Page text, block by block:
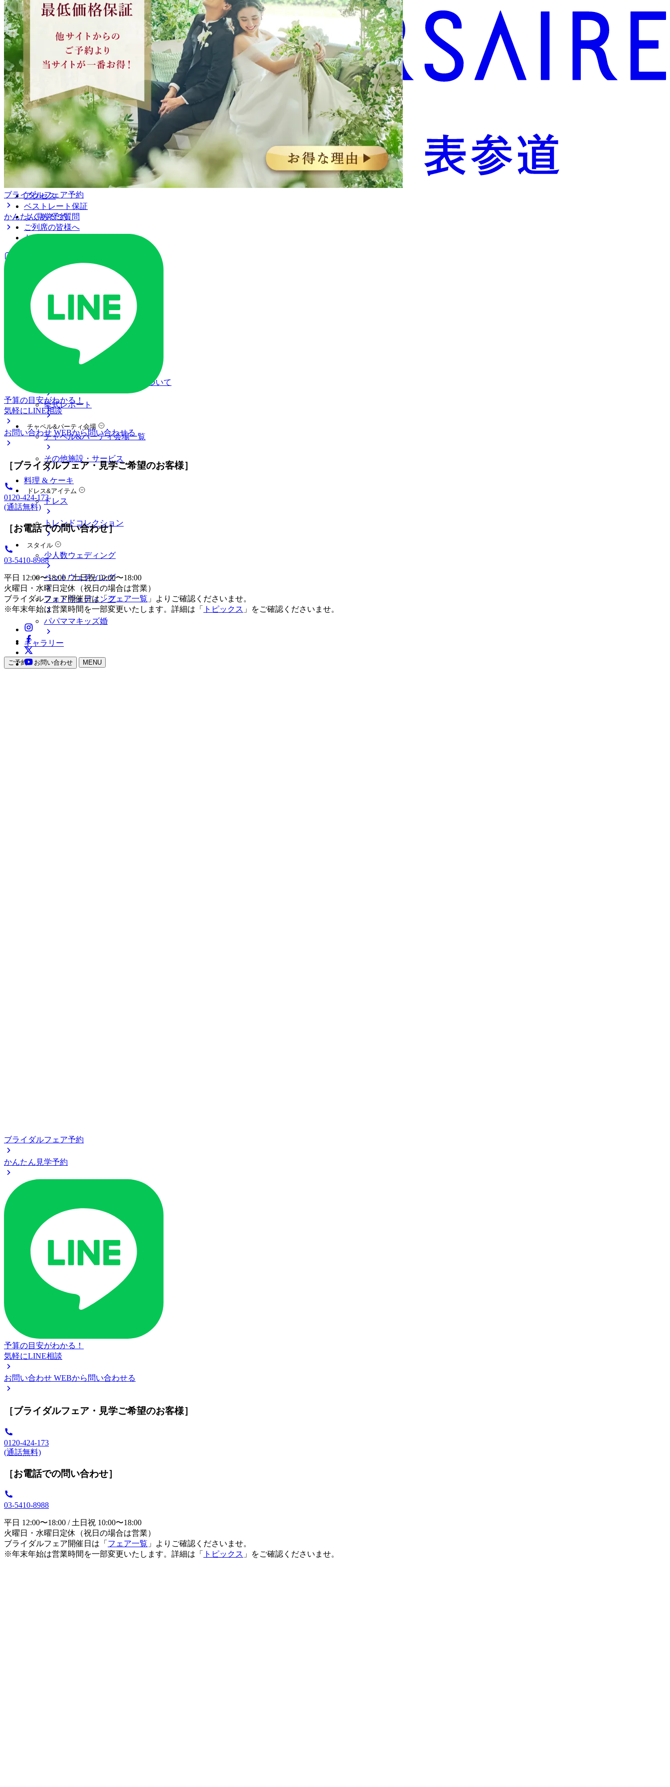
アクセス
ベストレート保証
よくあるご質問
ご列席の皆様へ
トピックス
ご予約・お問い合わせ
ブライダルフェア
ブライダルフェア一覧
ブライダルフェアの基礎知識
料金プラン
私たちの結婚式
アニヴェルセル 表参道について
結婚式の準備・当日・式後について
挙式レポート
チャペル&パーティ会場
チャペル&パーティ会場一覧
その他施設・サービス
料理 & ケーキ
ドレス&アイテム
ドレス
トレンドコレクション
スタイル
少人数ウェディング
ペットウェディング
フォトウェディング
パパママキッズ婚
ギャラリー
ご予約・お問い合わせ MENU
ブライダルフェア予約
かんたん見学予約
予算の目安がわかる！
気軽にLINE相談
お問い合わせ WEBから問い合わせる
［ブライダルフェア・見学ご希望のお客様］
0120-424-173
(通話無料)
［お電話での問い合わせ］
03-5410-8988
平日 12:00〜18:00 / 土日祝 10:00〜18:00
火曜日・水曜日定休（祝日の場合は営業）
ブライダルフェア開催日は「フェア一覧 」よりご確認くださいませ。
※年末年始は営業時間を一部変更いたします。詳細は「
トピックス 」をご確認くださいませ。
ブライダルフェア予約
かんたん見学予約
予算の目安がわかる！
気軽にLINE相談
お問い合わせ WEBから問い合わせる
［ブライダルフェア・見学ご希望のお客様］
0120-424-173
(通話無料)
［お電話での問い合わせ］
03-5410-8988
平日 12:00〜18:00 / 土日祝 10:00〜18:00
火曜日・水曜日定休（祝日の場合は営業）
ブライダルフェア開催日は「 フェア一覧 」よりご確認くださいませ。
※年末年始は営業時間を一部変更いたします。詳細は「
トピックス 」をご確認くださいませ。